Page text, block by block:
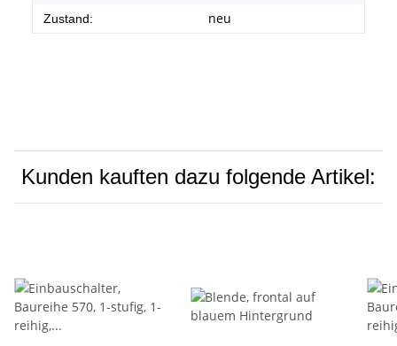
Zustand: neu
Kunden kauften dazu folgende Artikel: